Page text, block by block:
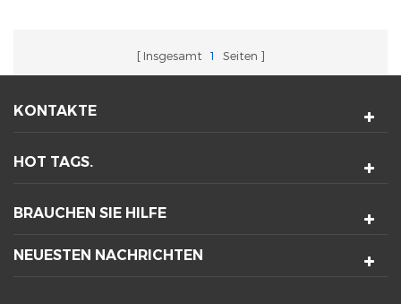
Insgesamt 1 Seiten
KONTAKTE
HOT TAGS.
BRAUCHEN SIE HILFE
NEUESTEN NACHRICHTEN